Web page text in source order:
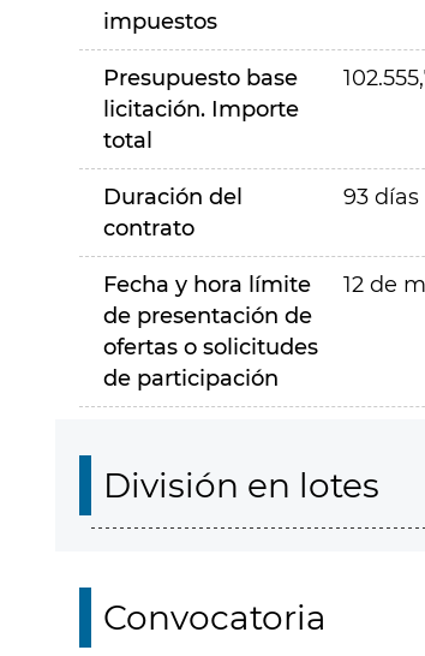
impuestos
Presupuesto base
licitación. Importe
total
Duración del
contrato
93 días
Fecha y hora límite
de presentación de
ofertas o solicitudes
de participación
12 de
División en lotes
Convocatoria